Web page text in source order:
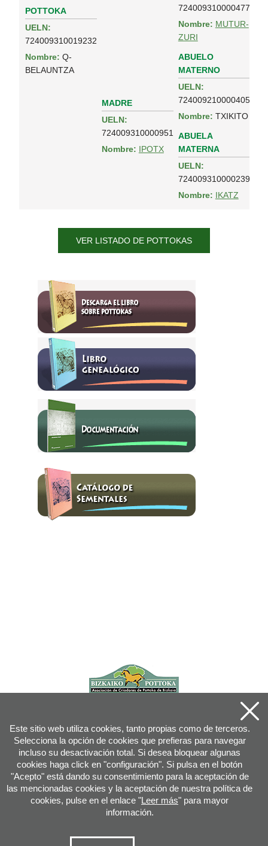
POTTOKA
UELN:
724009310019232
Nombre: Q-
BELAUNTZA
724009310000477
Nombre: MUTUR-
ZURI
MADRE
UELN:
724009310000951
Nombre: IPOTX
ABUELO
MATERNO
UELN:
724009210000405
Nombre: TXIKITO
ABUELA
MATERNA
UELN:
724009310000239
Nombre: IKATZ
VER LISTADO DE POTTOKAS
info@pottoka.info
Este sitio web utiliza cookies, tanto propias como de terceros.
Selecciona la opción de cookies que prefieras para navegar
incluso su desactivación total. Si desea bloquear algunas
cookies haga click en "configuración". Si pulsa en el botón
"Acepto" está dando su consentimiento para la aceptación de
las mencionadas cookies y la aceptación de nuestra política de
cookies, pulse en el enlace "Leer más" para mayor
información.